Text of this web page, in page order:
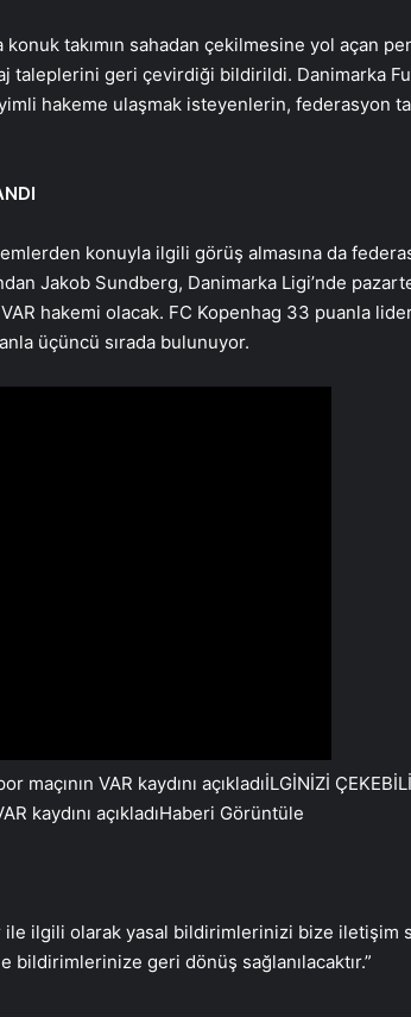
takımın sahadan çekilmesine yol açan
taleplerini geri çevirdiği bildirildi. Danimarka
hakeme ulaşmak isteyenlerin, federasyon
konuyla ilgili görüş almasına da
Jakob Sundberg, Danimarka Ligi’nde
hakemi olacak. FC Kopenhag 33 puanla
üçüncü sırada bulunuyor.
İLGİNİZİ
kaydını açıkladıHaberi Görüntüle
ilgili olarak yasal bildirimlerinizi bize iletişim
geri dönüş sağlanılacaktır.”
Tasarım Ajansı